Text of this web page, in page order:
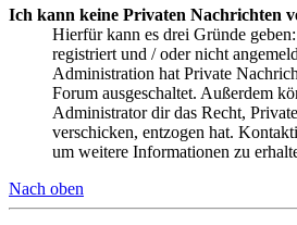
Ich kann keine Privaten Nachrichten
Hierfür kann es drei Gründe
registriert und / oder nicht
Administration hat Private
Forum ausgeschaltet. Außerdem
Administrator dir das Recht,
verschicken, entzogen hat.
um weitere Informationen zu
Nach oben